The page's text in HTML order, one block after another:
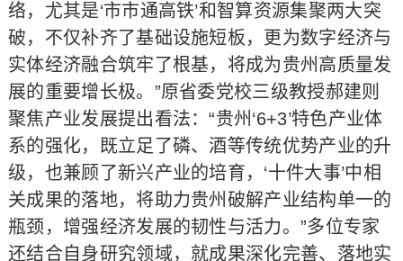
络，尤其是‘市市通高铁’和智算资源集聚两大突
破，不仅补齐了基础设施短板，更为数字经济与
实体经济融合筑牢了根基，将成为贵州高质量发
展的重要增长极。”原省委党校三级教授郝建则
聚焦产业发展提出看法：“贵州‘6+3’特色产业体
系的强化，既立足了磷、酒等传统优势产业的升
级，也兼顾了新兴产业的培育，‘十件大事’中相
关成果的落地，将助力贵州破解产业结构单一的
瓶颈，增强经济发展的韧性与活力。”多位专家
还结合自身研究领域，就成果深化完善、落地实